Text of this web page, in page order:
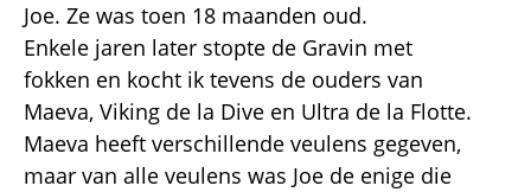
Joe. Ze was toen 18 maanden oud.
Enkele jaren later stopte de Gravin met
fokken en kocht ik tevens de ouders van
Maeva, Viking de la Dive en Ultra de la Flotte.
Maeva heeft verschillende veulens gegeven,
maar van alle veulens was Joe de enige die